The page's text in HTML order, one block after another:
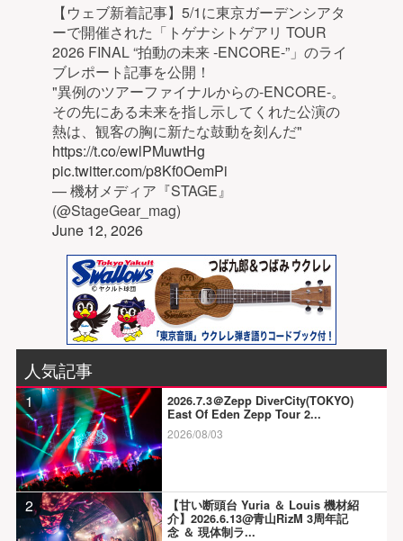
【ウェブ新着記事】5/1に東京ガーデンシアタ
ーで開催された「トゲナシトゲアリ TOUR
2026 FINAL “拍動の未来 -ENCORE-”」のライ
ブレポート記事を公開！
"異例のツアーファイナルからの-ENCORE-。
その先にある未来を指し示してくれた公演の
熱は、観客の胸に新たな鼓動を刻んだ"
https://t.co/ewlPMuwtHg
pic.twitter.com/p8Kf0OemPi
— 機材メディア『STAGE』
(@StageGear_mag)
June 12, 2026
人気記事
1
2026.7.3＠Zepp DiverCity(TOKYO)
East Of Eden Zepp Tour 2...
2026/08/03
2
【甘い断頭台 Yuria ＆ Louis 機材紹
介】2026.6.13@青山RizM 3周年記
念 ＆ 現体制ラ...